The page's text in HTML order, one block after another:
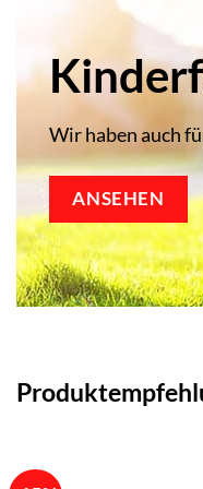
Wir haben auch
ANSEHEN